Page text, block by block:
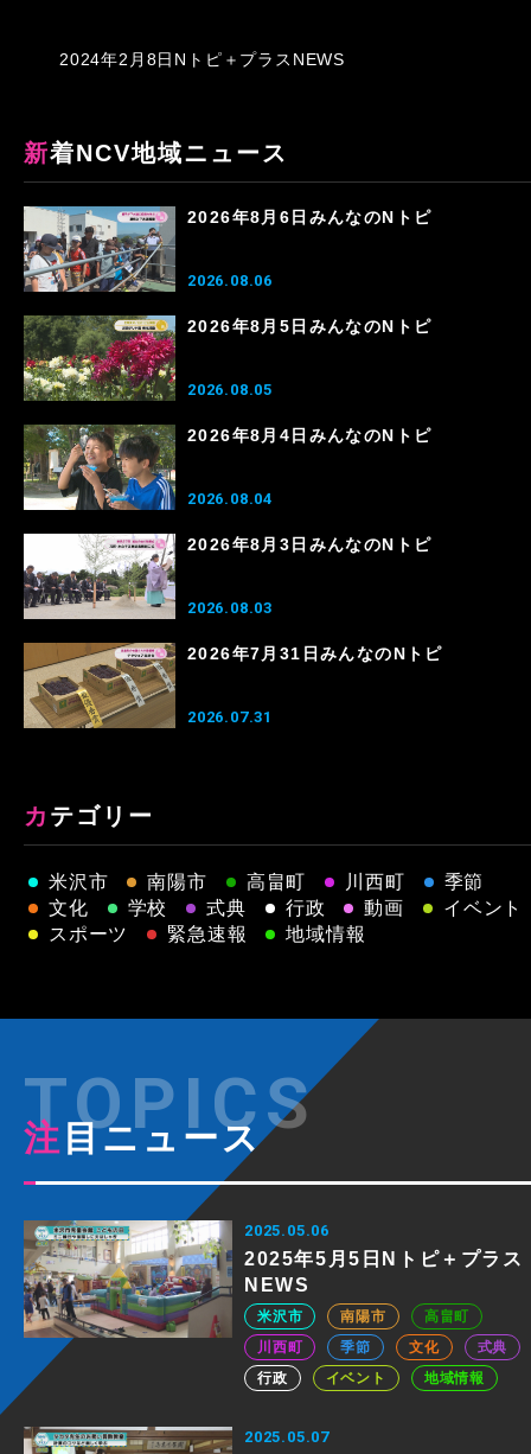
2024年2月8日Nトピ＋プラスNEWS
新着NCV地域ニュース
2026年8月6日みんなのNトピ
2026.08.06
2026年8月5日みんなのNトピ
2026.08.05
2026年8月4日みんなのNトピ
2026.08.04
2026年8月3日みんなのNトピ
2026.08.03
2026年7月31日みんなのNトピ
2026.07.31
カテゴリー
米沢市 南陽市 高畠町 川西町
季節
文化
学校 式典 行政 動画
イベント
スポーツ
緊急速報 地域情報
注目ニュース
2025.05.06
2025年5月5日Nトピ＋プラス
NEWS
米沢市 南陽市
高畠町
川西町
季節 文化
式典
行政
イベント 地域情報
2025.05.07